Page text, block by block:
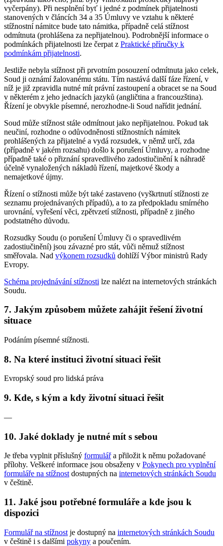
vyčerpány). Při nesplnění byť i jedné z podmínek přijatelnosti
stanovených v článcích 34 a 35 Úmluvy ve vztahu k některé
stížnostní námitce bude tato námitka, případně celá stížnost
odmítnuta (prohlášena za nepřijatelnou). Podrobnější informace o
podmínkách přijatelnosti lze čerpat z Praktické příručky k
podmínkám přijatelnosti.
Jestliže nebyla stížnost při prvotním posouzení odmítnuta jako celek,
Soud ji oznámí žalovanému státu. Tím nastává další fáze řízení, v
níž je již zpravidla nutné mít právní zastoupení a obracet se na Soud
v některém z jeho jednacích jazyků (angličtina a francouzština).
Řízení je obvykle písemné, nerozhodne-li Soud nařídit jednání.
Soud může stížnost stále odmítnout jako nepřijatelnou. Pokud tak
neučiní, rozhodne o odůvodněnosti stížnostních námitek
prohlášených za přijatelné a vydá rozsudek, v němž určí, zda
(případně v jakém rozsahu) došlo k porušení Úmluvy, a rozhodne
případně také o přiznání spravedlivého zadostiučinění k náhradě
účelně vynaložených nákladů řízení, majetkové škody a
nemajetkové újmy.
Řízení o stížnosti může být také zastaveno (vyškrtnutí stížnosti ze
seznamu projednávaných případů), a to za předpokladu smírného
urovnání, vyřešení věci, zpětvzetí stížnosti, případně z jiného
podstatného důvodu.
Rozsudky Soudu (o porušení Úmluvy či o spravedlivém
zadostiučinění) jsou závazné pro stát, vůči němuž stížnost
směřovala. Nad výkonem rozsudků dohlíží Výbor ministrů Rady
Evropy.
Schéma projednávání stížnosti lze nalézt na internetových stránkách
Soudu.
7. Jakým způsobem můžete zahájit řešení životní
situace
Podáním písemné stížnosti.
8. Na které instituci životní situaci řešit
Evropský soud pro lidská práva
9. Kde, s kým a kdy životní situaci řešit
—
10. Jaké doklady je nutné mít s sebou
Je třeba vyplnit příslušný formulářa přiložit k němu požadované
přílohy. Veškeré informace jsou obsaženy v Pokynech pro vyplnění
formuláře na stížnost dostupných na internetových stránkách Soudu
v češtině.
11. Jaké jsou potřebné formuláře a kde jsou k
dispozici
Formulář na stížnost je dostupný na internetových stránkách Soudu
v češtině i s dalšími pokyny a poučením.